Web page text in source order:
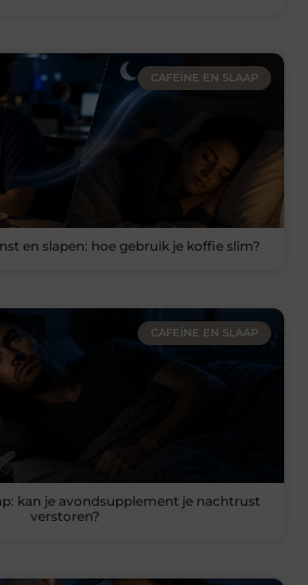
CAFEÏNE EN SLAAP
en slapen: hoe gebruik je koffie slim?
CAFEÏNE EN SLAAP
kan je avondsupplement je nachtrust
verstoren?